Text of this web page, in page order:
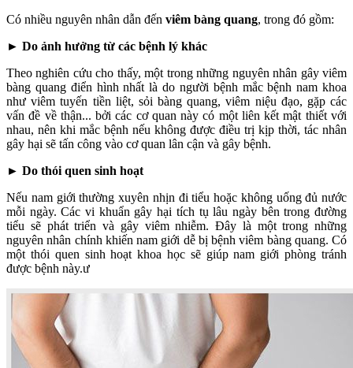
Có nhiều nguyên nhân dẫn đến viêm bàng quang, trong đó gồm:
► Do ảnh hưởng từ các bệnh lý khác
Theo nghiên cứu cho thấy, một trong những nguyên nhân gây viêm
bàng quang điển hình nhất là do người bệnh mắc bệnh nam khoa
như viêm tuyến tiền liệt, sỏi bàng quang, viêm niệu đạo, gặp các
vấn đề về thận... bởi các cơ quan này có một liên kết mật thiết với
nhau, nên khi mắc bệnh nếu không được điều trị kịp thời, tác nhân
gây hại sẽ tấn công vào cơ quan lân cận và gây bệnh.
► Do thói quen sinh hoạt
Nếu nam giới thường xuyên nhịn đi tiểu hoặc không uống đủ nước
mỗi ngày. Các vi khuẩn gây hại tích tụ lâu ngày bên trong đường
tiểu sẽ phát triển và gây viêm nhiễm. Đây là một trong những
nguyên nhân chính khiến nam giới dễ bị bệnh viêm bàng quang. Có
một thói quen sinh hoạt khoa học sẽ giúp nam giới phòng tránh
được bệnh này.ư